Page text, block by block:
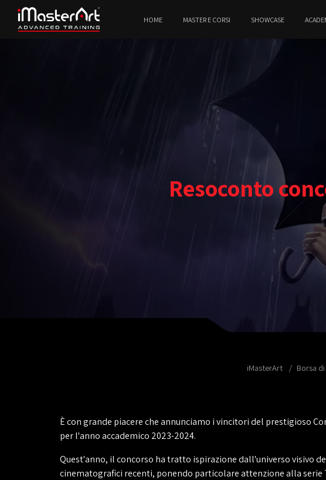
HOME MASTER E CORSI SHOWCASE
Resoconto
iMasterArt Borsa
È con grande piacere che annunciamo i vincitori del prestigioso
per l'anno accademico 2023-2024.
Quest'anno, il concorso ha tratto ispirazione dall'universo visivo
cinematografici recenti, ponendo particolare attenzione alla serie